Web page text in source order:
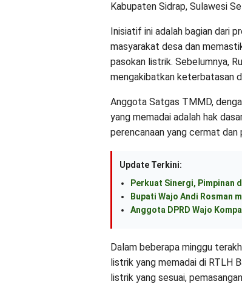
Kabupaten Sidrap, Sulawesi
Inisiatif ini adalah bagian dari
masyarakat desa dan
pasokan listrik. Sebelumnya,
mengakibatkan keterbatasan
Anggota Satgas TMMD,
yang memadai adalah hak
perencanaan yang cermat dan
Update Terkini:
Perkuat Sinergi, Pimpinan
Bupati Wajo Andi Rosman
Anggota DPRD Wajo
Dalam beberapa minggu
listrik yang memadai di RTLH
listrik yang sesuai,